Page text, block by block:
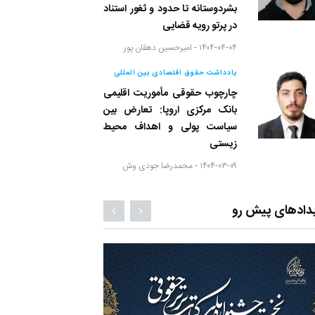
بشردوستانه تا حدود و ثغور استناد
در پرتو رویه قضایی
۱۴۰۴-۰۴-۰۴ - امیرحسین دهقان پور
یادداشت حقوق اقتصادی بین المللی
چارچوب حقوقی مأموریت اقلیمی
بانک مرکزی اروپا: تعارض بین
سیاست پولی و اهداف محیط
زیستی
۱۴۰۴-۰۳-۰۹ - محمدرضا جودی وش
پیش رو